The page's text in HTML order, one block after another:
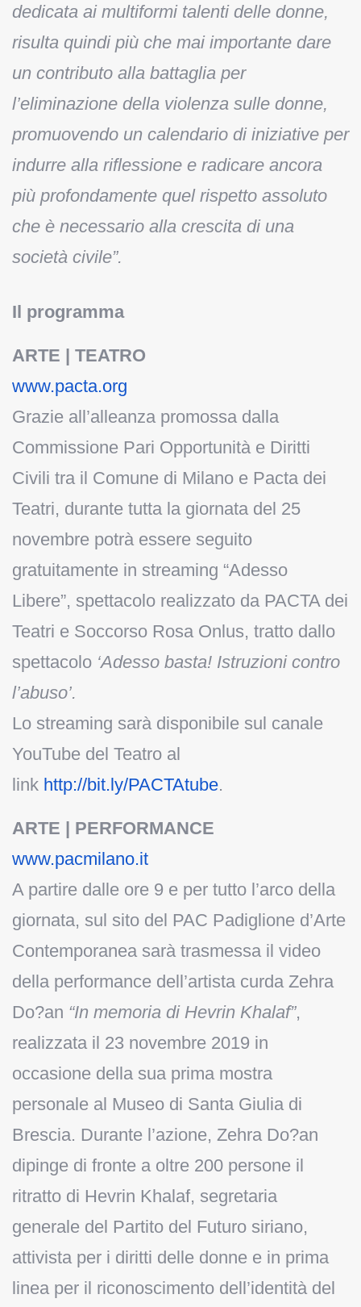
dedicata ai multiformi talenti delle donne,
risulta quindi più che mai importante dare
un contributo alla battaglia per
l’eliminazione della violenza sulle donne,
promuovendo un calendario di iniziative per
indurre alla riflessione e radicare ancora
più profondamente quel rispetto assoluto
che è necessario alla crescita di una
società civile”.
Il programma
ARTE | TEATRO
www.pacta.org
Grazie all’alleanza promossa dalla
Commissione Pari Opportunità e Diritti
Civili tra il Comune di Milano e Pacta dei
Teatri, durante tutta la giornata del 25
novembre potrà essere seguito
gratuitamente in streaming “Adesso
Libere”, spettacolo realizzato da PACTA dei
Teatri e Soccorso Rosa Onlus, tratto dallo
spettacolo ‘Adesso basta! Istruzioni contro
l’abuso’.
Lo streaming sarà disponibile sul canale
YouTube del Teatro al
link http://bit.ly/PACTAtube.
ARTE | PERFORMANCE
www.pacmilano.it
A partire dalle ore 9 e per tutto l’arco della
giornata, sul sito del PAC Padiglione d’Arte
Contemporanea sarà trasmessa il video
della performance dell’artista curda Zehra
Do?an “In memoria di Hevrin Khalaf”,
realizzata il 23 novembre 2019 in
occasione della sua prima mostra
personale al Museo di Santa Giulia di
Brescia. Durante l’azione, Zehra Do?an
dipinge di fronte a oltre 200 persone il
ritratto di Hevrin Khalaf, segretaria
generale del Partito del Futuro siriano,
attivista per i diritti delle donne e in prima
linea per il riconoscimento dell’identità del